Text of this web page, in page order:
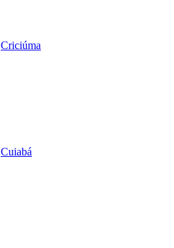
Criciúma
Cuiabá